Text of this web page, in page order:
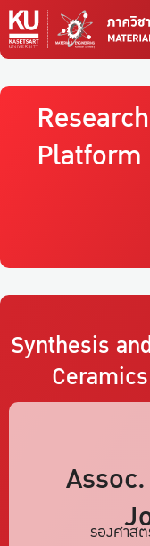
Research
Platform
Synthesis
รองศาส